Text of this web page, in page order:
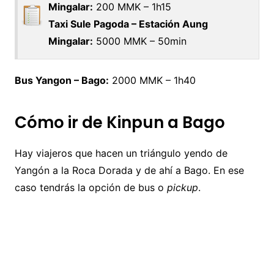
Mingalar: 200 MMK – 1h15
Taxi Sule Pagoda – Estación Aung
Mingalar: 5000 MMK – 50min
Bus Yangon – Bago: 2000 MMK – 1h40
Cómo ir de Kinpun a Bago
Hay viajeros que hacen un triángulo yendo de
Yangón a la Roca Dorada y de ahí a Bago. En ese
caso tendrás la opción de bus o pickup.